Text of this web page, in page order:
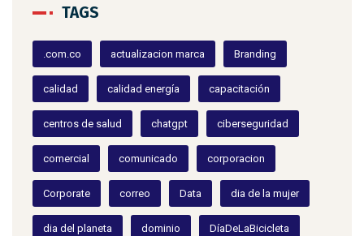
TAGS
.com.co actualizacion marca Branding
calidad calidad energía capacitación
centros de salud chatgpt ciberseguridad
comercial comunicado corporacion
Corporate correo Data dia de la mujer
dia del planeta dominio DíaDeLaBicicleta